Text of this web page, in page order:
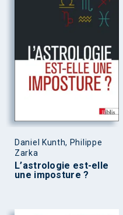
Daniel Kunth, Philippe
Zarka
L’astrologie est-elle
une imposture ?